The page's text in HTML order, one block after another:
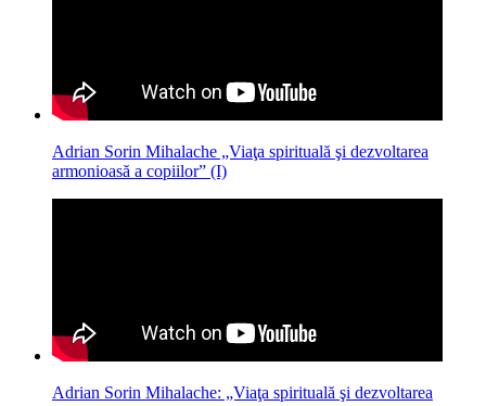
Adrian Sorin Mihalache „Viaţa spirituală şi dezvoltarea
armonioasă a copiilor” (I)
Adrian Sorin Mihalache: „Viaţa spirituală şi dezvoltarea